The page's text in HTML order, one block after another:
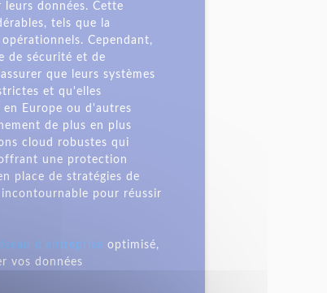
données. Cette
tels que la
Cependant,
de sécurité et de
que leurs systèmes
et qu'elles
en Europe ou d'autres
de plus en plus
cloud robustes qui
une protection
place de stratégies de
pour réussir
d'entreprise optimisé,
vos données